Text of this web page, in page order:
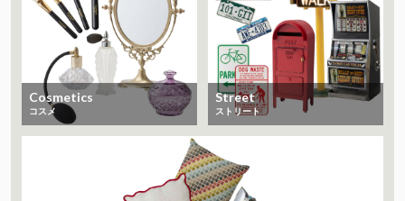
Cosmetics
コスメ
Street
ストリート